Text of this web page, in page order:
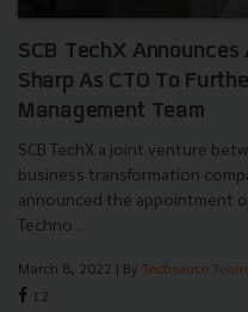
SCB TechX
Sharp As CTO To
Management Team
SCB TechX a joint venture
business transformation
announced the appointment
Techno...
March 8, 2022 | By Techsauce Team
12